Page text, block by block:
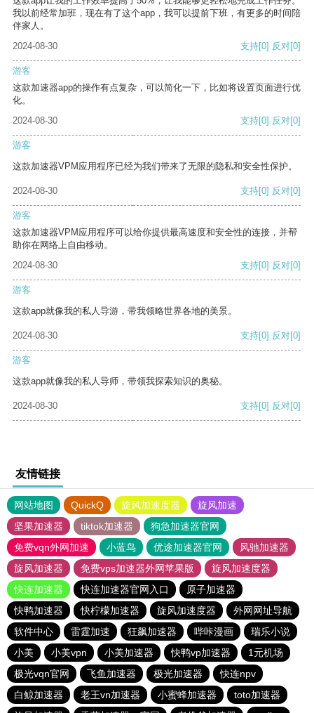
我以前经常加班，现在有了这个app，我可以提前下班，有更多的时间陪
伴家人。
2024-08-30
支持[0] 反对[0]
游客
这款加速器app的操作有点复杂，可以简化一下，比如将设置页面进行优
化。
2024-08-30
支持[0] 反对[0]
游客
这款加速器VPM应用程序已经为我们带来了无限的隐私和安全性保护。
2024-08-30 支持[0] 反对[0]
游客
这款加速器VPM应用程序可以给你提供最高速度和安全性的连接，并帮
助你在网络上自由移动。
2024-08-30
支持[0] 反对[0]
游客
这款app就像我的私人导游，带我领略世界各地的美景。
2024-08-30 支持[0] 反对[0]
游客
这款app就像我的私人导师，带领我探索知识的奥秘。
2024-08-30 支持[0] 反对[0]
友情链接
网站地图 QuickQ 旋风加速度器
旋风加速
坚果加速器
tiktok加速器
狗急加速器官网
免费vqn外网加速
小蓝鸟 优途加速器官网
风驰加速器
旋风加速器
免费vps加速器外网苹果版
旋风加速度器
快连加速器
快连加速器官网入口
原子加速器
快鸭加速器
快柠檬加速器 旋风加速度器
外网网址导航
软件中心
雷霆加速 狂飙加速器 哔咔漫画
瑞乐小说
小美
小美vpn 小美加速器 快鸭vp加速器
1元机场
极光vqn官网
飞鱼加速器 极光加速器
快连npv
白鲸加速器
老王vn加速器 小蜜蜂加速器
toto加速器